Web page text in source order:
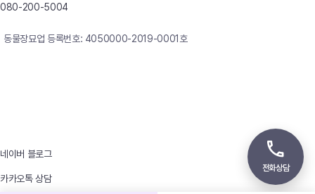
080-200-5004
동물장묘업 등록번호: 4050000-2019-0001호
네이버 블로그
카카오톡 상담
전화상담